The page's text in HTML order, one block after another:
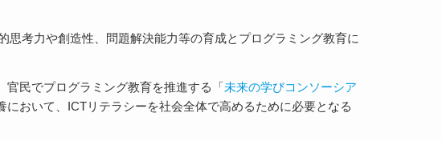
思考力や創造性、問題解決能力等の育成とプログラミング教育に
官民でプログラミング教育を推進する「未来の学びコンソーシア
おいて、ICTリテラシーを社会全体で高めるために必要となる